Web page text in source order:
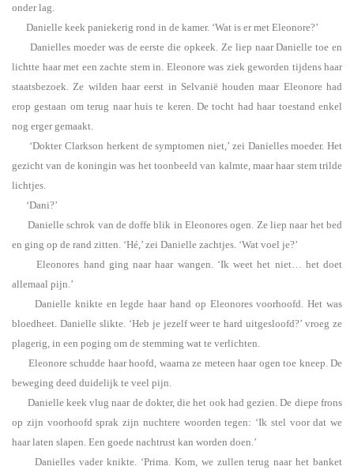
onder lag.
Danielle keek paniekerig rond in de kamer. ‘Wat is er met Eleonore?’
Danielles moeder was de eerste die opkeek. Ze liep naar Danielle toe en
lichtte haar met een zachte stem in. Eleonore was ziek geworden tijdens haar
staatsbezoek. Ze wilden haar eerst in Selvanië houden maar Eleonore had
erop gestaan om terug naar huis te keren. De tocht had haar toestand enkel
nog erger gemaakt.
‘Dokter Clarkson herkent de symptomen niet,’ zei Danielles moeder. Het
gezicht van de koningin was het toonbeeld van kalmte, maar haar stem trilde
lichtjes.
‘Dani?’
Danielle schrok van de doffe blik in Eleonores ogen. Ze liep naar het bed
en ging op de rand zitten. ‘Hé,’ zei Danielle zachtjes. ‘Wat voel je?’
Eleonores hand ging naar haar wangen. ‘Ik weet het niet… het doet
allemaal pijn.’
Danielle knikte en legde haar hand op Eleonores voorhoofd. Het was
bloedheet. Danielle slikte. ‘Heb je jezelf weer te hard uitgesloofd?’ vroeg ze
plagerig, in een poging om de stemming wat te verlichten.
Eleonore schudde haar hoofd, waarna ze meteen haar ogen toe kneep. De
beweging deed duidelijk te veel pijn.
Danielle keek vlug naar de dokter, die het ook had gezien. De diepe frons
op zijn voorhoofd sprak zijn nuchtere woorden tegen: ‘Ik stel voor dat we
haar laten slapen. Een goede nachtrust kan worden doen.’
Danielles vader knikte. ‘Prima. Kom, we zullen terug naar het banket